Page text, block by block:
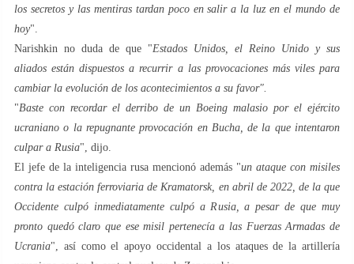
los secretos y las mentiras tardan poco en salir a la luz en el mundo de
hoy".
Narishkin no duda de que "Estados Unidos, el Reino Unido y sus
aliados están dispuestos a recurrir a las provocaciones más viles para
cambiar la evolución de los acontecimientos a su favor".
"Baste con recordar el derribo de un Boeing malasio por el ejército
ucraniano o la repugnante provocación en Bucha, de la que intentaron
culpar a Rusia", dijo.
El jefe de la inteligencia rusa mencionó además "un ataque con misiles
contra la estación ferroviaria de Kramatorsk, en abril de 2022, de la que
Occidente culpó inmediatamente culpó a Rusia, a pesar de que muy
pronto quedó claro que ese misil pertenecía a las Fuerzas Armadas de
Ucrania", así como el apoyo occidental a los ataques de la artillería